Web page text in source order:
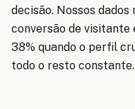
decisão. Nossos
conversão de visitante
38% quando o perfil
todo o resto constante.